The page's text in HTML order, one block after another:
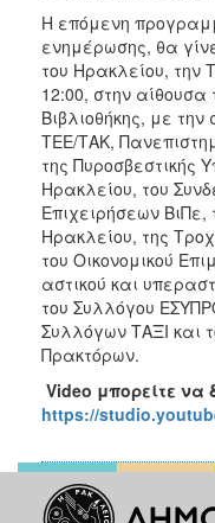
Η επόμενη
ενημέρωσης, θα
του Ηρακλείου, την
12:00, στην αίθουσα
Βιβλιοθήκης, με
ΤΕΕ/ΤΑΚ,
της Πυροσβεστικής
Ηρακλείου, του
Επιχειρήσεων ΒιΠε,
Ηρακλείου, της
του Οικονομικού
αστικού και
του Συλλόγου
Συλλόγων ΤΑΞΙ και
Πρακτόρων.
Video μπορείτε να
https://